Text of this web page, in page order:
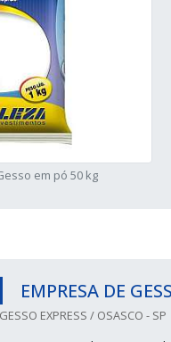
em pó 50 kg
EMPRESA DE
GESSO EXPRESS / OSASCO - SP